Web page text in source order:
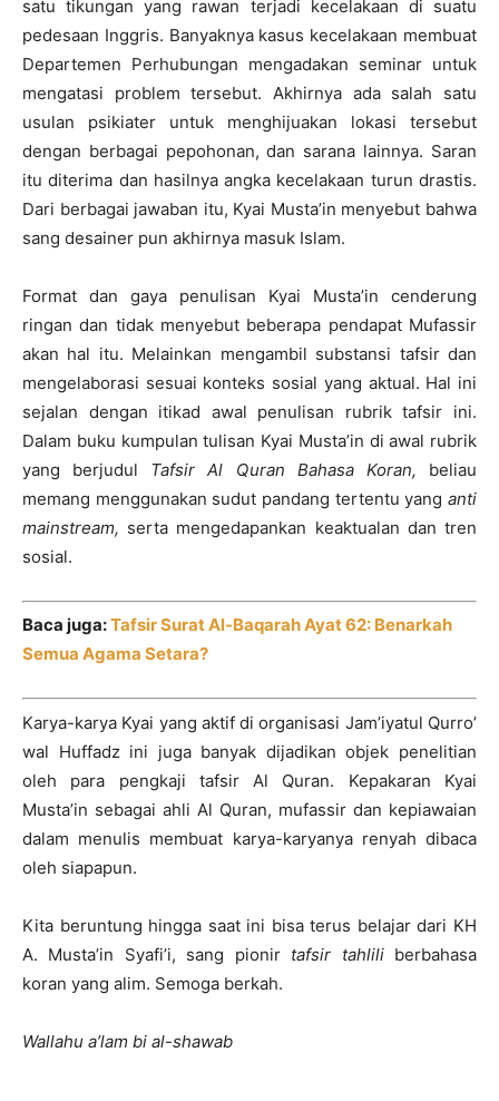
satu tikungan yang rawan terjadi kecelakaan di suatu
pedesaan Inggris. Banyaknya kasus kecelakaan membuat
Departemen Perhubungan mengadakan seminar untuk
mengatasi problem tersebut. Akhirnya ada salah satu
usulan psikiater untuk menghijuakan lokasi tersebut
dengan berbagai pepohonan, dan sarana lainnya. Saran
itu diterima dan hasilnya angka kecelakaan turun drastis.
Dari berbagai jawaban itu, Kyai Musta’in menyebut bahwa
sang desainer pun akhirnya masuk Islam.
Format dan gaya penulisan Kyai Musta’in cenderung
ringan dan tidak menyebut beberapa pendapat Mufassir
akan hal itu. Melainkan mengambil substansi tafsir dan
mengelaborasi sesuai konteks sosial yang aktual. Hal ini
sejalan dengan itikad awal penulisan rubrik tafsir ini.
Dalam buku kumpulan tulisan Kyai Musta’in di awal rubrik
yang berjudul Tafsir Al Quran Bahasa Koran, beliau
memang menggunakan sudut pandang tertentu yang anti
mainstream, serta mengedapankan keaktualan dan tren
sosial.
Baca juga:Tafsir Surat Al-Baqarah Ayat 62: Benarkah
Semua Agama Setara?
Karya-karya Kyai yang aktif di organisasi Jam’iyatul Qurro’
wal Huffadz ini juga banyak dijadikan objek penelitian
oleh para pengkaji tafsir Al Quran. Kepakaran Kyai
Musta’in sebagai ahli Al Quran, mufassir dan kepiawaian
dalam menulis membuat karya-karyanya renyah dibaca
oleh siapapun.
Kita beruntung hingga saat ini bisa terus belajar dari KH
A. Musta’in Syafi’i, sang pionir tafsir tahliliberbahasa
koran yang alim. Semoga berkah.
Wallahu a’lam bi al-shawab